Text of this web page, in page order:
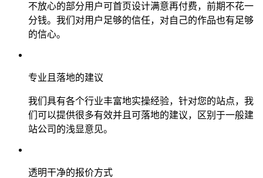
不放心的部分用户可首页设计满意再付费，前期不花一
分钱。我们对用户足够的信任，对自己的作品也有足够
的信心。
专业且落地的建议
我们具有各个行业丰富地实操经验，针对您的站点，我
们可以提供很多有效并且可落地的建议，区别于一般建
站公司的浅显意见。
透明干净的报价方式